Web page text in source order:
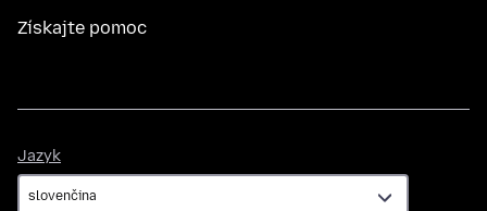
Získajte pomoc
Jazyk